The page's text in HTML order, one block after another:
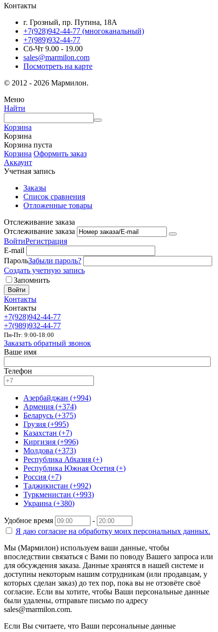
Контакты
г. Грозный, пр. Путина, 18А
+7(928)942-44-77 (многоканальный)
+7(989)932-44-77
Сб-Чт 9.00 - 19.00
sales@marmilon.com
Посмотреть на карте
© 2012 - 2026 Мармилон.
Меню
Найти
Корзина
Корзина
Корзина пуста
Корзина Оформить заказ
Аккаунт
Учетная запись
Заказы
Список сравнения
Отложенные товары
Отслеживание заказа
Отслеживание заказа
ВойтиРегистрация
E-mail
ПарольЗабыли пароль?
Создать учетную запись
Запомнить
Войти
Контакты
Контакты
+7(928)942-44-77
+7(989)932-44-77
Пн-Пт: 9:00-18:00
Заказать обратный звонок
Ваше имя
Телефон
Азербайджан (+994)
Армения (+374)
Беларусь (+375)
Грузия (+995)
Казахстан (+7)
Киргизия (+996)
Молдова (+373)
Республика Абхазия (+)
Республика Южная Осетия (+)
Россия (+7)
Таджикистан (+992)
Туркменистан (+993)
Украина (+380)
Удобное время
-
Я даю согласие на обработку моих персональных данных.
Мы (Мармилон) используем ваши данные, чтобы
впоследствии связаться с Вами по поводу Вашего запроса или
для обсуждения заказа. Данные хранятся в нашей системе и
доступны некоторым нашим сотрудникам (или продавцам, у
которых сделан заказ) до тех пор, пока вы не отзовёте своё
согласие. Если вы хотите, чтобы Ваши персональные данные
были удалены, отправьте письмо по адресу
sales@marmilon.com.
Если Вы считаете, что Ваши персональные данные